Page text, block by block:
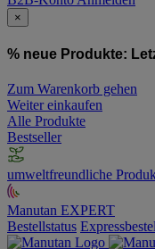
×
% neue Produkte:
Zum Warenkorb gehen
Weiter einkaufen
Alle Produkte
Bestseller
umweltfreundliche
Manutan EXPERT
Bestellstatus